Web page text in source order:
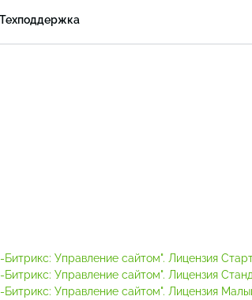
Техподдержка
Управление сайтом". Лицензия
Управление сайтом". Лицензия
Управление сайтом". Лицензия